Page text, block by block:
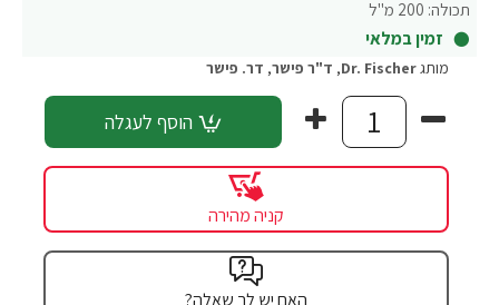
תכולה: 200 מ"ל
זמין במלאי
מותגDr. Fischer
, ד"ר פישר, דר. פישר
הוסף לעגלה
קניה מהירה
האם יש לך שאלה?